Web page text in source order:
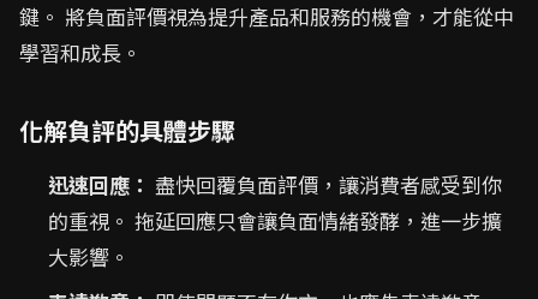
鍵。 將負面評價視為提升產品和服務的機會，才能從中
學習和成長。
化解負評的具體步驟
迅速回應： 盡快回覆負面評價，讓消費者感受到你
的重視。 拖延回應只會讓負面情緒發酵，進一步擴
大影響。